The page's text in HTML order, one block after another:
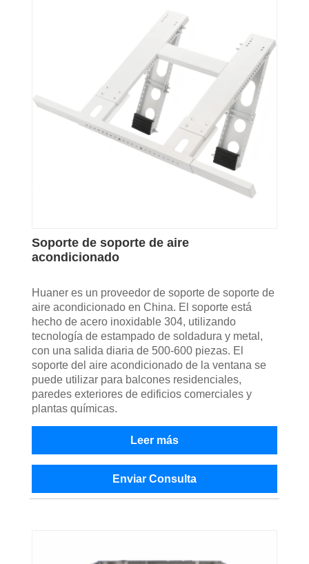
Soporte de soporte de aire
acondicionado
Huaner es un proveedor de soporte de soporte de
aire acondicionado en China. El soporte está
hecho de acero inoxidable 304, utilizando
tecnología de estampado de soldadura y metal,
con una salida diaria de 500-600 piezas. El
soporte del aire acondicionado de la ventana se
puede utilizar para balcones residenciales,
paredes exteriores de edificios comerciales y
plantas químicas.
Leer más
Enviar Consulta